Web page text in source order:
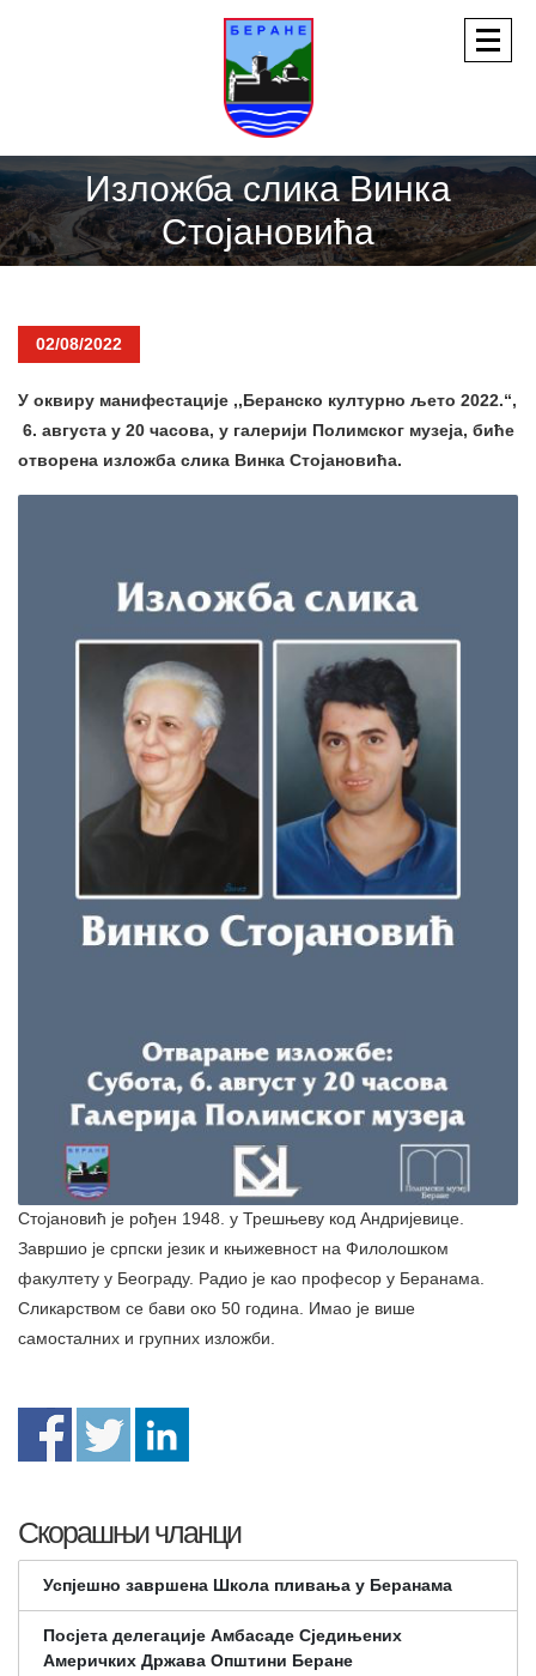
Изложба слика Винка
Стојановића
02/08/2022
У оквиру манифестације ,,Беранско културно љето 2022.“,
6. августа у 20 часова, у галерији Полимског музеја, биће
отворена изложба слика Винка Стојановића.
Стојановић је рођен 1948. у Трешњеву код Андријевице.
Завршио је српски језик и књижевност на Филолошком
факултету у Београду. Радио је као професор у Беранама.
Сликарством се бави око 50 година. Имао је више
самосталних и групних изложби.
Скорашњи чланци
Успјешно завршена Школа пливања у Беранама
Посјета делегације Амбасаде Сједињених
Америчких Држава Општини Беране